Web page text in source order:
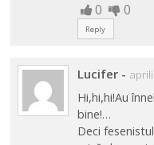
0 0
Reply
Lucifer -
Hi,hi,hi!Au
bine!…
Deci